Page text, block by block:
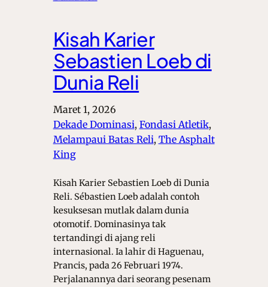
Kisah Karier
Sebastien Loeb di
Dunia Reli
Maret 1, 2026
Dekade Dominasi, Fondasi Atletik ,
Melampaui Batas Reli, The Asphalt
King
Kisah Karier Sebastien Loeb di Dunia
Reli. Sébastien Loeb adalah contoh
kesuksesan mutlak dalam dunia
otomotif. Dominasinya tak
tertandingi di ajang reli
internasional. Ia lahir di Haguenau,
Prancis, pada 26 Februari 1974.
Perjalanannya dari seorang pesenam